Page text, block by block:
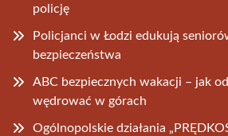
policję
Policjanci w Łodzi edukują
bezpieczeństwa
ABC bezpiecznych wakacji – jak
wędrować w górach
Ogólnopolskie działania